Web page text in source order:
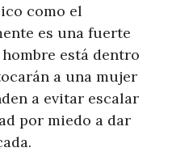
como el
es una fuerte
está dentro
a una mujer
a evitar escalar
por miedo a dar